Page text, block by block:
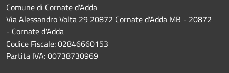
Comune di Cornate d'Adda
Via Alessandro Volta 29 20872 Cornate d'Adda MB - 20872
- Cornate d'Adda
Codice Fiscale: 02846660153
Partita IVA: 00738730969